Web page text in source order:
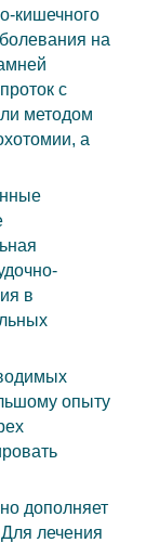
кишечного
на
с
методом
а
в
опыту
дополняет
лечения